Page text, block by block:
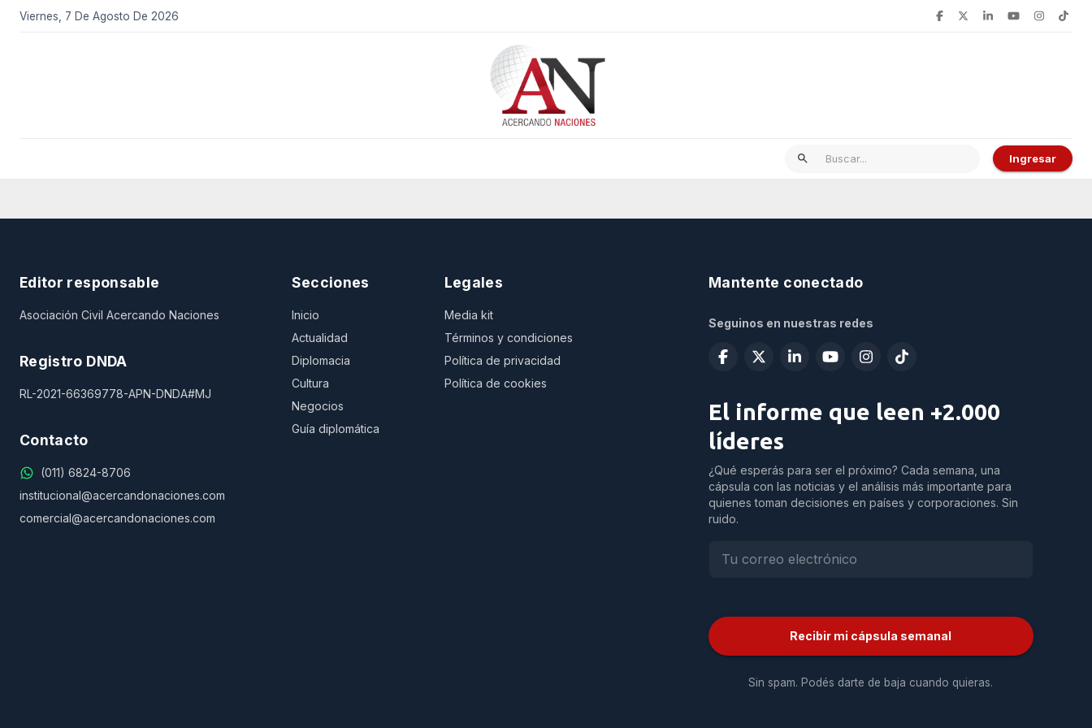
Viernes, 7 De Agosto De 2026
Ingresar
Editor responsable
Asociación Civil Acercando Naciones
Registro DNDA
RL-2021-66369778-APN-DNDA#MJ
Contacto
(011) 6824-8706
institucional@acercandonaciones.com
comercial@acercandonaciones.com
Secciones
Inicio
Actualidad
Diplomacia
Cultura
Negocios
Guía diplomática
Legales
Media kit
Términos y condiciones
Política de privacidad
Política de cookies
Mantente conectado
Seguinos en nuestras redes
El informe que leen +2.000
líderes
¿Qué esperás para ser el próximo? Cada semana, una
cápsula con las noticias y el análisis más importante para
quienes toman decisiones en países y corporaciones. Sin
ruido.
Recibir mi cápsula semanal
Sin spam. Podés darte de baja cuando quieras.